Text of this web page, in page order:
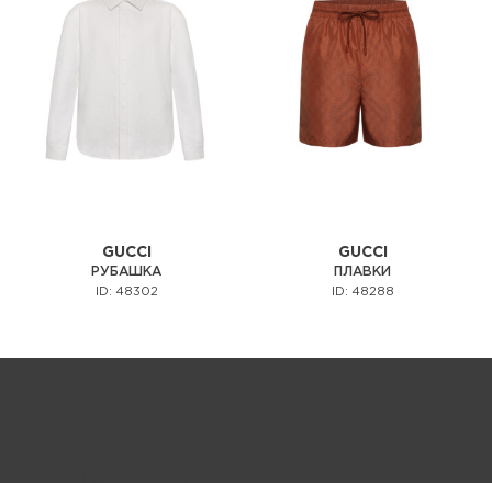
GUCCI
РУБАШКА
ID: 48302
GUCCI
ПЛАВКИ
ID: 48288